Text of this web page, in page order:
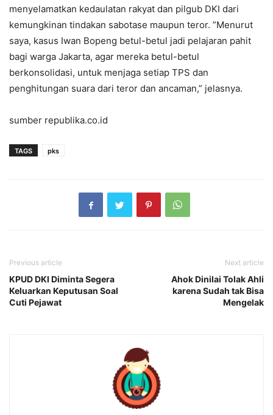
menyelamatkan kedaulatan rakyat dan pilgub DKI dari
kemungkinan tindakan sabotase maupun teror. ”Menurut
saya, kasus Iwan Bopeng betul-betul jadi pelajaran pahit
bagi warga Jakarta, agar mereka betul-betul
berkonsolidasi, untuk menjaga setiap TPS dan
penghitungan suara dari teror dan ancaman,” jelasnya.
sumber republika.co.id
TAGS pks
Previous article
KPUD DKI Diminta Segera
Keluarkan Keputusan Soal
Cuti Pejawat
Next article
Ahok Dinilai Tolak Ahli
karena Sudah tak Bisa
Mengelak